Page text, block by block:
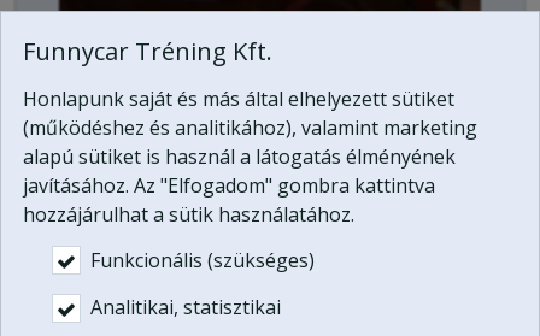
A legénybúcsú szervezés nem könnyű feladat,
legénybúcsú ötleteinkkel ehhez szeretnénk
segítséget nyújtani. Egy igazi legénybúcsúhoz
legénybúcsú játékok és feladatok tartoznak, mi a
szokványosnál kicsit extrémebb legénybúcsú
feladatokat kínálunk...
Születésnapi programok
Funnycar Tréning Kft.
Honlapunk saját és más által elhelyezett sütiket
(működéshez és analitikához), valamint marketing
alapú sütiket is használ a látogatás élményének
javításához. Az "Elfogadom" gombra kattintva
hozzájárulhat a sütik használatához.
Funkcionális (szükséges)
Analitikai, statisztikai